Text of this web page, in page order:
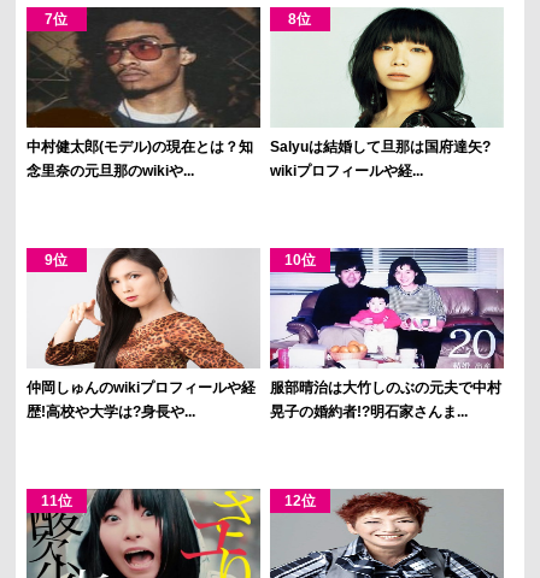
中村健太郎(モデル)の現在とは？知
念里奈の元旦那のwikiや...
Salyuは結婚して旦那は国府達矢?
wikiプロフィールや経...
仲岡しゅんのwikiプロフィールや経
歴!高校や大学は?身長や...
服部晴治は大竹しのぶの元夫で中村
晃子の婚約者!?明石家さんま...